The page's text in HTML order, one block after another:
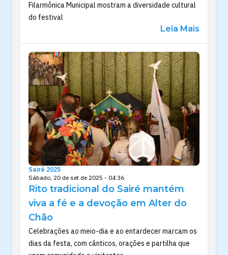
Filarmônica Municipal mostram a diversidade cultural
do festival
Leia Mais
Sairé 2025
Sábado, 20 de set de 2025 - 04:36
Rito tradicional do Sairé mantém
viva a fé e a devoção em Alter do
Chão
Celebrações ao meio-dia e ao entardecer marcam os
dias da festa, com cânticos, orações e partilha que